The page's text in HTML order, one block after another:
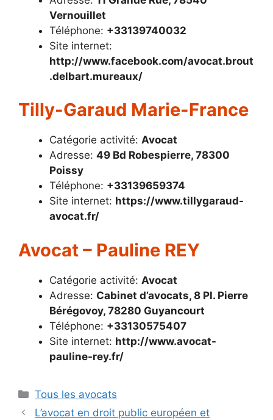
Vernouillet
Téléphone: +33139740032
Site internet:
http://www.facebook.com/avocat.brout
.delbart.mureaux/
Tilly-Garaud Marie-France
Catégorie activité: Avocat
Adresse: 49 Bd Robespierre, 78300
Poissy
Téléphone: +33139659374
Site internet: https://www.tillygaraud-
avocat.fr/
Avocat – Pauline REY
Catégorie activité: Avocat
Adresse: Cabinet d’avocats, 8 Pl. Pierre
Bérégovoy, 78280 Guyancourt
Téléphone: +33130575407
Site internet: http://www.avocat-
pauline-rey.fr/
Catégories
Tous les avocats
L’avocat en droit public européen et